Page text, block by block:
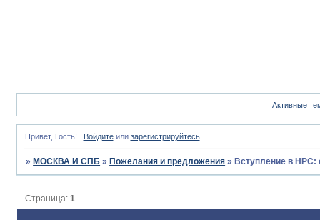
Активные
Привет, Гость! Войдитеили зарегистрируйтесь.
» МОСКВА И СПБ » Пожелания и предложения » Вступление в НРС:
Страница:1